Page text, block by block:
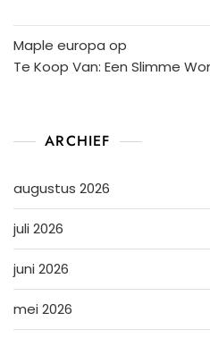
Maple europa op
Te Koop Van: Een Slimme
ARCHIEF
augustus 2026
juli 2026
juni 2026
mei 2026